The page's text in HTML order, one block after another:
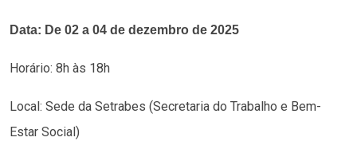
Data: De 02 a 04 de dezembro de 2025
Horário: 8h às 18h
Local: Sede da Setrabes (Secretaria do Trabalho e Bem-
Estar Social)